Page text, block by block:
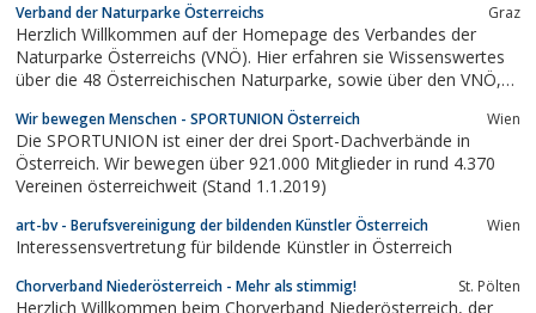
Verband der Naturparke Österreichs Graz
Herzlich Willkommen auf der Homepage des Verbandes der
Naturparke Österreichs (VNÖ). Hier erfahren sie Wissenswertes
über die 48 Österreichischen Naturparke, sowie über den VNÖ,
Wir bewegen Menschen - SPORTUNION Österreich Wien
Die SPORTUNION ist einer der drei Sport-Dachverbände in
Österreich. Wir bewegen über 921.000 Mitglieder in rund 4.370
Vereinen österreichweit (Stand 1.1.2019)
art-bv - Berufsvereinigung der bildenden Künstler Österreich Wien
Interessensvertretung für bildende Künstler in Österreich
Chorverband Niederösterreich - Mehr als stimmig! St. Pölten
Herzlich Willkommen beim Chorverband Niederösterreich, der